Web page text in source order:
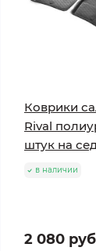
Коврики
Rival
штук на
в наличии
2 080